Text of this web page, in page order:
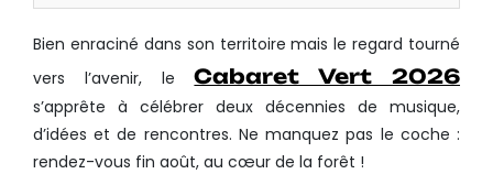
Bien enraciné dans son territoire mais le regard tourné
vers l’avenir, leCabaret Vert 2026
s’apprête à célébrer deux décennies de musique,
d’idées et de rencontres. Ne manquez pas le coche :
rendez-vous fin août, au cœur de la forêt !